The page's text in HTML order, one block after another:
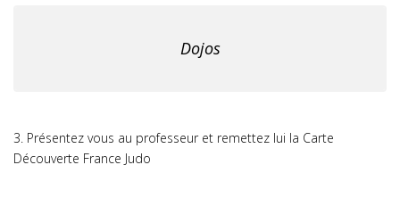
Dojos
3. Présentez vous au professeur et remettez lui la Carte
Découverte France Judo